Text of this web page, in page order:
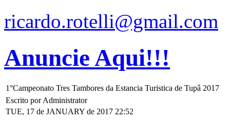
ricardo.rotelli@gmail.com
Anuncie Aqui!!!
1°Campeonato Tres Tambores da Estancia Turistica de Tupâ 2017
Escrito por Administrator
TUE, 17 de JANUARY de 2017 22:52